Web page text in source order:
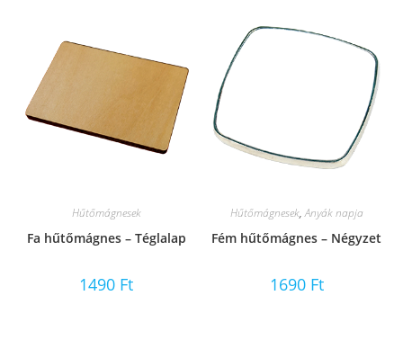
Hűtőmágnesek
Fa hűtőmágnes – Téglalap
1490 Ft
Hűtőmágnesek,Anyák napja
Fém hűtőmágnes – Négyzet
1690 Ft